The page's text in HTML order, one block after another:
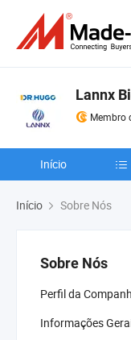
Lannx
Membro
Início
Início Sobre Nós
Sobre Nós
Perfil da
Informações